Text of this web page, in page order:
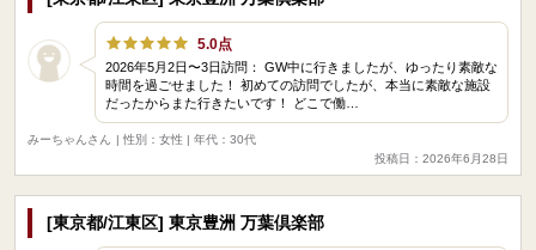
5.0点
2026年5月2日〜3日訪問： GW中に行きましたが、ゆったり素敵な
時間を過ごせました！ 初めての訪問でしたが、本当に素敵な施設
だったからまた行きたいです！ どこで働…
みーちゃんさん
| 性別：女性 | 年代：30代
投稿日：2026年6月28日
[東京都/江東区] 東京豊洲 万葉倶楽部